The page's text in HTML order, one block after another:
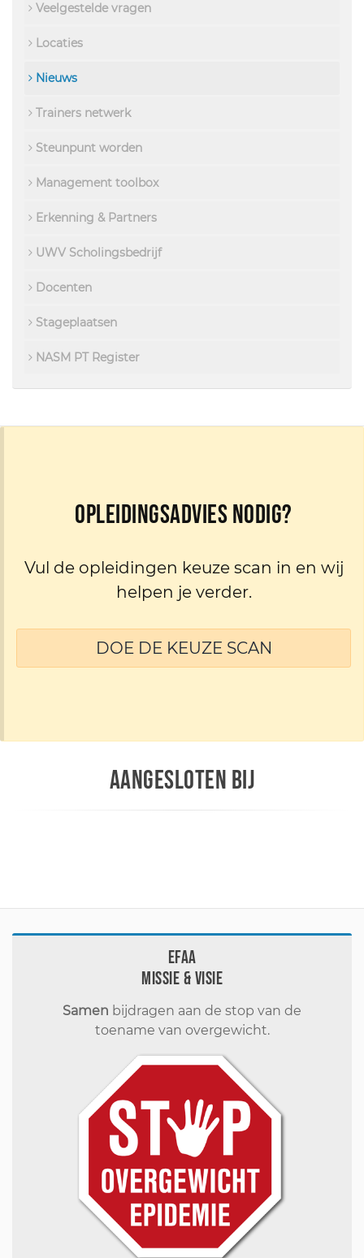
Veelgestelde vragen
Locaties
Nieuws
Trainers netwerk
Steunpunt worden
Management toolbox
Erkenning & Partners
UWV Scholingsbedrijf
Docenten
Stageplaatsen
NASM PT Register
Opleidingsadvies nodig?
Vul de opleidingen keuze scan in en wij
helpen je verder.
DOE DE KEUZE SCAN
AANGESLOTEN BIJ
EFAA
Missie & visie
Samen bijdragen aan de stop van de
toename van overgewicht.